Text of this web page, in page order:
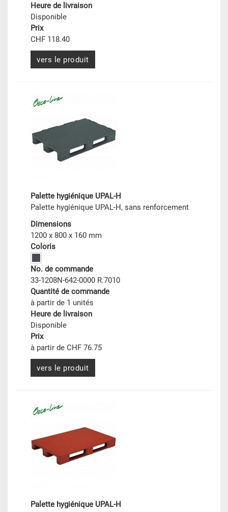
Heure de livraison
Disponible
Prix
CHF 118.40
vers le produit
Palette hygiénique UPAL-H
Palette hygiénique UPAL-H, sans renforcement
Dimensions
1200 x 800 x 160 mm
Coloris
No. de commande
33-1208N-642-0000 R.7010
Quantité de commande
à partir de 1 unités
Heure de livraison
Disponible
Prix
à partir de CHF 76.75
vers le produit
Palette hygiénique UPAL-H